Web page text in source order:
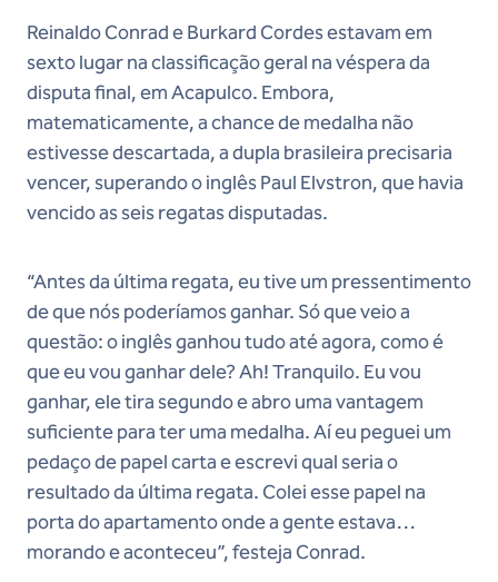
Reinaldo Conrad e Burkard Cordes estavam em
sexto lugar na classificação geral na véspera da
disputa final, em Acapulco. Embora,
matematicamente, a chance de medalha não
estivesse descartada, a dupla brasileira precisaria
vencer, superando o inglês Paul Elvstron, que havia
vencido as seis regatas disputadas.
“Antes da última regata, eu tive um pressentimento
de que nós poderíamos ganhar. Só que veio a
questão: o inglês ganhou tudo até agora, como é
que eu vou ganhar dele? Ah! Tranquilo. Eu vou
ganhar, ele tira segundo e abro uma vantagem
suficiente para ter uma medalha. Aí eu peguei um
pedaço de papel carta e escrevi qual seria o
resultado da última regata. Colei esse papel na
porta do apartamento onde a gente estava
morando e aconteceu”, festeja Conrad.